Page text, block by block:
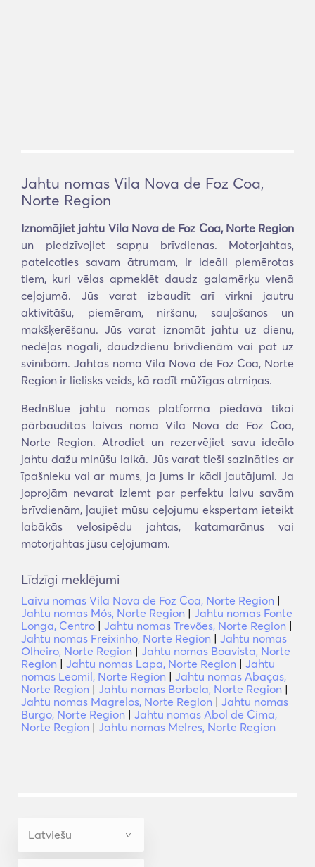
Jahtu nomas Vila Nova de Foz Coa,
Norte Region
Iznomājiet jahtu Vila Nova de Foz Coa, Norte Region
un piedzīvojiet sapņu brīvdienas. Motorjahtas,
pateicoties savam ātrumam, ir ideāli piemērotas
tiem, kuri vēlas apmeklēt daudz galamērķu vienā
ceļojumā. Jūs varat izbaudīt arī virkni jautru
aktivitāšu, piemēram, niršanu, sauļošanos un
makšķerēšanu. Jūs varat iznomāt jahtu uz dienu,
nedēļas nogali, daudzdienu brīvdienām vai pat uz
svinībām. Jahtas noma Vila Nova de Foz Coa, Norte
Region ir lielisks veids, kā radīt mūžīgas atmiņas.
BednBlue jahtu nomas platforma piedāvā tikai
pārbaudītas laivas noma Vila Nova de Foz Coa,
Norte Region. Atrodiet un rezervējiet savu ideālo
jahtu dažu minūšu laikā. Jūs varat tieši sazināties ar
īpašnieku vai ar mums, ja jums ir kādi jautājumi. Ja
joprojām nevarat izlemt par perfektu laivu savām
brīvdienām, ļaujiet mūsu ceļojumu ekspertam ieteikt
labākās velosipēdu jahtas, katamarānus vai
motorjahtas jūsu ceļojumam.
Līdzīgi meklējumi
Laivu nomas Vila Nova de Foz Coa, Norte Region |
Jahtu nomas Mós, Norte Region | Jahtu nomas Fonte
Longa, Centro | Jahtu nomas Trevões, Norte Region |
Jahtu nomas Freixinho, Norte Region | Jahtu nomas
Olheiro, Norte Region | Jahtu nomas Boavista, Norte
Region | Jahtu nomas Lapa, Norte Region | Jahtu
nomas Leomil, Norte Region | Jahtu nomas Abaças,
Norte Region | Jahtu nomas Borbela, Norte Region |
Jahtu nomas Magrelos, Norte Region | Jahtu nomas
Burgo, Norte Region | Jahtu nomas Abol de Cima,
Norte Region | Jahtu nomas Melres, Norte Region